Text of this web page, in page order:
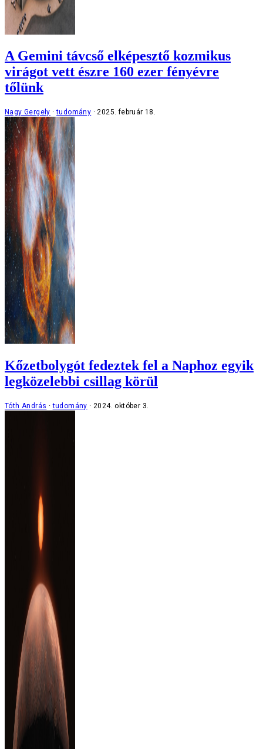
A Gemini távcső elképesztő kozmikus
virágot vett észre 160 ezer fényévre
tőlünk
Nagy Gergely tudomány 2025. február 18.
Kőzetbolygót fedeztek fel a Naphoz egyik
legközelebbi csillag körül
Tóth András tudomány 2024. október 3.